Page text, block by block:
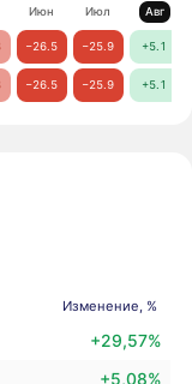
Июн Июл Авг
−26.5 −25.9 +5.1
−26.5 −25.9 +5.1
Изменение, %
+29,57%
+5,08%